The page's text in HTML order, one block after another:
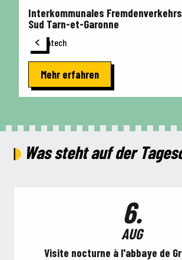
Mittagessen auf der Terrasse
Interkommunales
Sud Tarn-et-Garonne
Montech
Mehr erfahren
Was steht auf der
1.
JAN
31.
DEZ
6.
AUG
Visite nocturne à l'abbaye de